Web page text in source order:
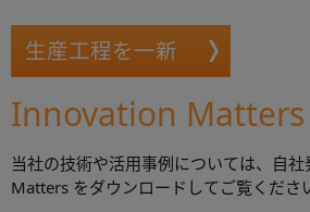
生産工程を一新
Innovation Matters
当社の技術や活用事例については、自
Matters をダウンロードしてご覧くださ